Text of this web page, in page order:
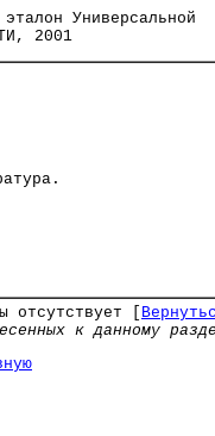
Универсальной
2001
отсутствует [
к данному